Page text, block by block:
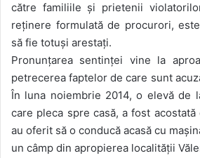
către familiile și prietenii
reținere formulată de procurori,
să fie totuși arestați.
Pronunțarea sentinței vine la
petrecerea faptelor de care sunt
În luna noiembrie 2014, o elevă de
care pleca spre casă, a fost
au oferit să o conducă acasă cu
un câmp din apropierea localității